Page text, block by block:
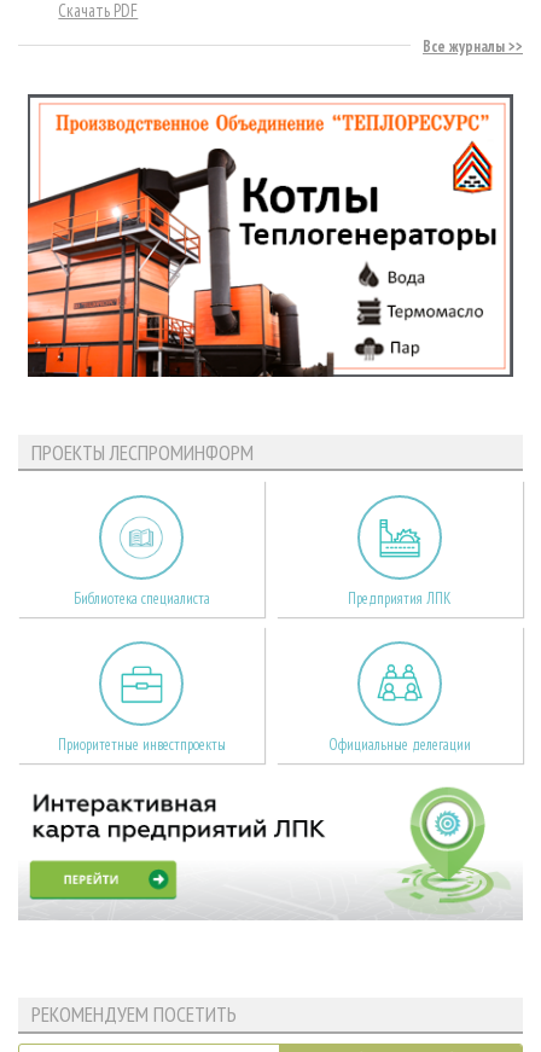
Скачать PDF
Все журналы
ПРОЕКТЫ ЛЕСПРОМИНФОРМ
Библиотека специалиста Предприятия ЛПК
Приоритетные инвестпроекты Официальные делегации
РЕКОМЕНДУЕМ ПОСЕТИТЬ